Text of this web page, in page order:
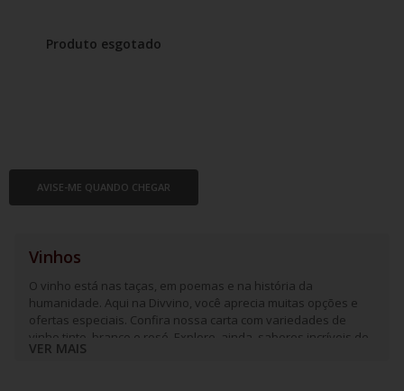
Produto esgotado
AVISE-ME QUANDO CHEGAR
Vinhos
O vinho está nas taças, em poemas e na história da
humanidade. Aqui na Divvino, você aprecia muitas opções e
ofertas especiais. Confira nossa carta com variedades de
vinho tinto, branco e rosé. Explore, ainda, sabores incríveis de
espumantes e frisantes.
VER MAIS